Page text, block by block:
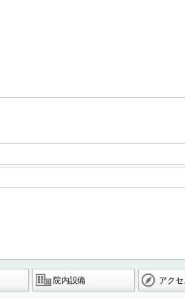
院内設備 アクセ